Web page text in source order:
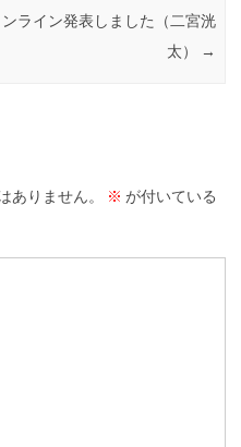
ンライン発表しました（二宮洸
太）
→
ありません。 ※ が付いている